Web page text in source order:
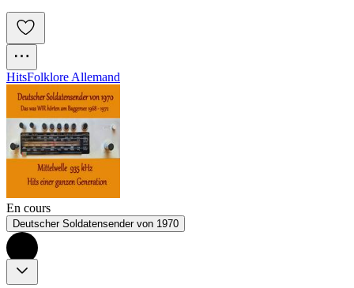
HitsFolklore Allemand
En cours
Deutscher Soldatensender von 1970